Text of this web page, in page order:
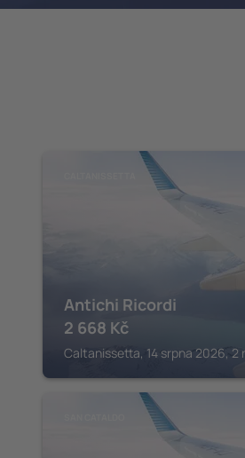
Antichi Ricordi
2 668 Kč
Caltanissetta, 14 srpna 2026, 2